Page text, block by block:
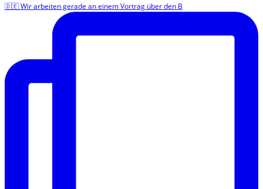
🇩🇪 Wir arbeiten gerade an einem Vortrag über den B